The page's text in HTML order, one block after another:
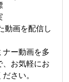
動画を配信し
ナー動画を多
、お気軽にお
さい。